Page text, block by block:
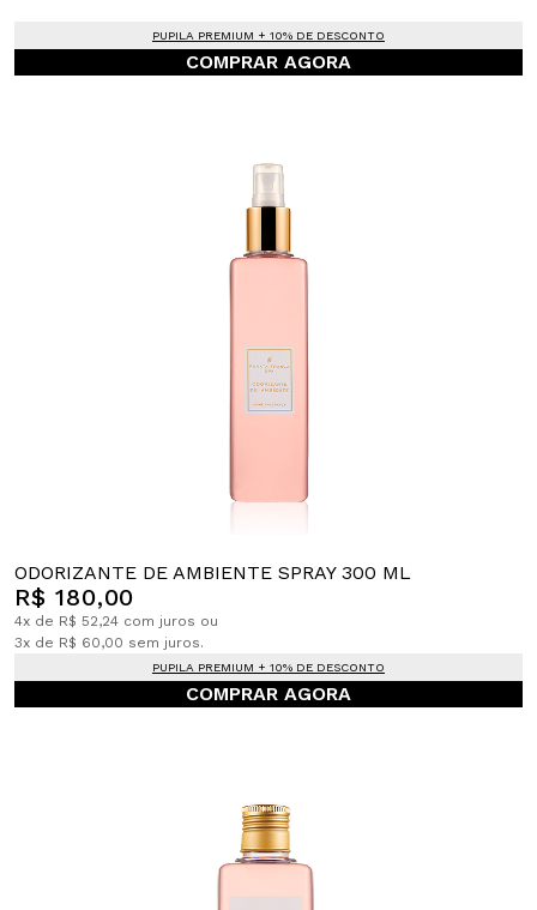
PUPILA PREMIUM + 10% DE DESCONTO
COMPRAR AGORA
ODORIZANTE DE AMBIENTE SPRAY 300 ML
R$ 180,00
4x de R$ 52,24 com juros ou
3x de R$ 60,00 sem juros.
PUPILA PREMIUM + 10% DE DESCONTO
COMPRAR AGORA